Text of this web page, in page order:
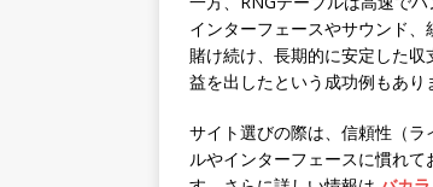
インターフェースやサウンド
賭け続け、長期的に安定した
益を出したという成功例もあり
サイト選びの際は、信頼性（
ルやインターフェースに慣れ